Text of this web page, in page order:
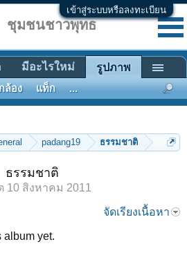
เข้าสู่ระบบหรือลงทะเบียน
padang19 ธรรมชาติ
ธรรมชาติ
10 สิงหาคม 2011
จัดเรียงเนื้อหา
album yet.
ชุมชนชาวพุทธ
มีอะไรใหม่ รูปภาพ
ล้อง แท็ก ...